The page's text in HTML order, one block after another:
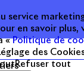
service
en savoir
«Politique de
des
Refuser tout